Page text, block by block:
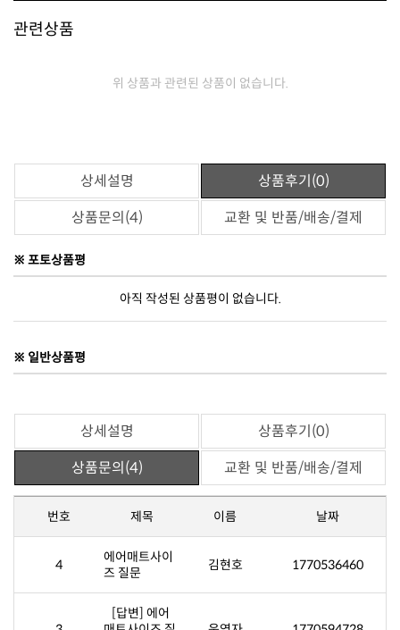
관련상품
위 상품과 관련된 상품이 없습니다.
상세설명
상품후기(0)
상품문의(4)
교환 및 반품/배송/결제
※ 포토상품평
아직 작성된 상품평이 없습니다.
※ 일반상품평
상세설명
상품후기(0)
상품문의(4)
교환 및 반품/배송/결제
번호 제목 이름 날짜
4 즈 질문 김현호 1770536460